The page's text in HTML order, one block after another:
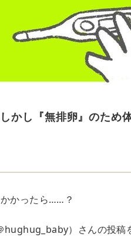
かし『無排卵』のため
かったら……？
）さんの投稿